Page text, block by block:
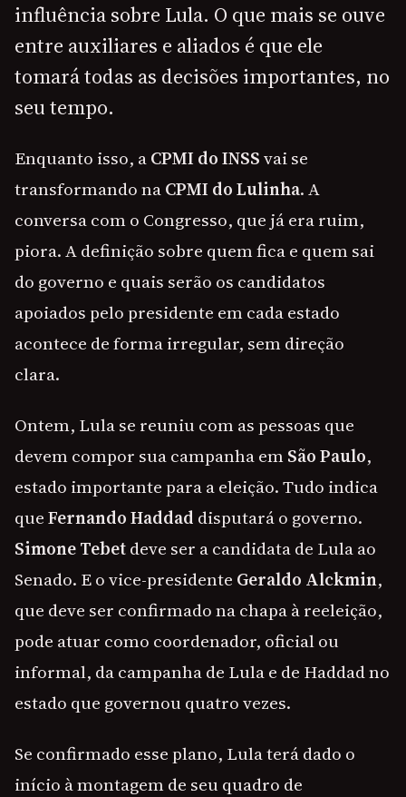
influência sobre Lula. O que mais se ouve
entre auxiliares e aliados é que ele
tomará todas as decisões importantes, no
seu tempo.
Enquanto isso, aCPMI do INSSvai se
transformando naCPMI do Lulinha. A
conversa com o Congresso, que já era ruim,
piora. A definição sobre quem fica e quem sai
do governo e quais serão os candidatos
apoiados pelo presidente em cada estado
acontece de forma irregular, sem direção
clara.
Ontem, Lula se reuniu com as pessoas que
devem compor sua campanha emSão Paulo,
estado importante para a eleição. Tudo indica
queFernando Haddad disputará o governo.
Simone Tebetdeve ser a candidata de Lula ao
Senado. E o vice-presidente Geraldo Alckmin,
que deve ser confirmado na chapa à reeleição,
pode atuar como coordenador, oficial ou
informal, da campanha de Lula e de Haddad no
estado que governou quatro vezes.
Se confirmado esse plano, Lula terá dado o
início à montagem de seu quadro de